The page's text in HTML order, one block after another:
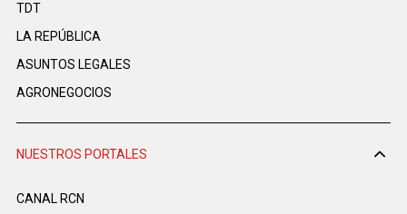
TDT
LA REPÚBLICA
ASUNTOS LEGALES
AGRONEGOCIOS
NUESTROS PORTALES
CANAL RCN